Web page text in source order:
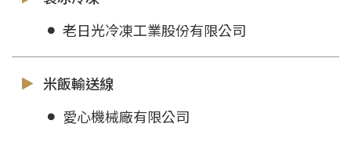
老日光冷凍工業股份有限公司
米飯輸送線
愛心機械廠有限公司